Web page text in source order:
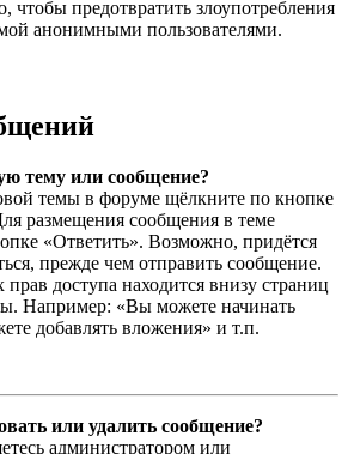
чтобы предотвратить злоупотребления
анонимными пользователями.
тему или сообщение?
темы в форуме щёлкните по кнопке
размещения сообщения в теме
«Ответить». Возможно, придётся
прежде чем отправить сообщение.
доступа находится внизу страниц
Например: «Вы можете начинать
добавлять вложения» и т.п.
или удалить сообщение?
администратором или